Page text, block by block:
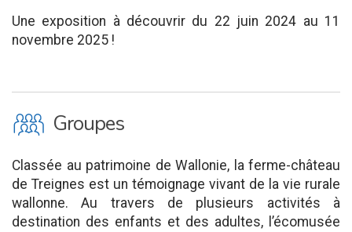
Une exposition à découvrir du 22 juin 2024 au 11
novembre 2025 !
O Groupes
Classée au patrimoine de Wallonie, la ferme-château
de Treignes est un témoignage vivant de la vie rurale
wallonne. Au travers de plusieurs activités à
destination des enfants et des adultes, l’écomusée